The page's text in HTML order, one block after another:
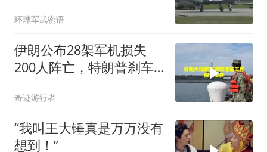
环球军武密语
伊朗公布28架军机损失
200人阵亡，特朗普刹车
奇迹游行者
“我叫王大锤真是万万没有
想到！”